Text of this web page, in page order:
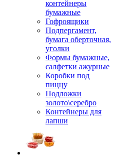
контейнеры
бумажные
Гофроящики
Подпергамент,
бумага оберточная,
уголки
Формы бумажные,
салфетки ажурные
Коробки под
пиццу
Подложки
золото\серебро
Контейнеры для
лапши